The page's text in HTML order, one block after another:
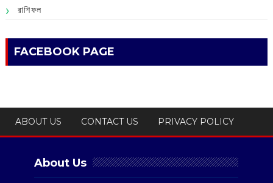
রাশিফল
FACEBOOK PAGE
ABOUT US CONTACT US PRIVACY POLICY
About Us